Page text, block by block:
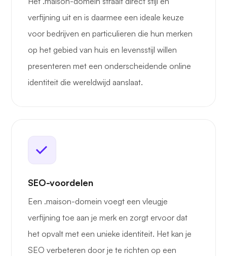
verfijning uit en is daarmee een ideale keuze
voor bedrijven en particulieren die hun merken
op het gebied van huis en levensstijl willen
presenteren met een onderscheidende online
identiteit die wereldwijd aanslaat.
SEO-voordelen
Een .maison-domein voegt een vleugje
verfijning toe aan je merk en zorgt ervoor dat
het opvalt met een unieke identiteit. Het kan je
SEO verbeteren door je te richten op een